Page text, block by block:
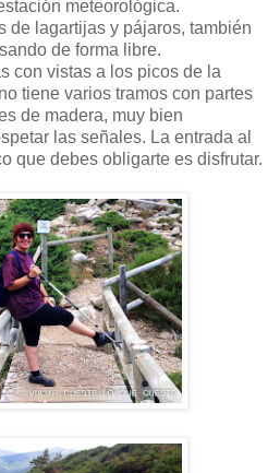
meteorológica.
de lagartijas y pájaros, también
de forma libre.
con vistas a los picos de la
tiene varios tramos con partes
de madera, muy bien
las señales. La entrada al
que debes obligarte es disfrutar.